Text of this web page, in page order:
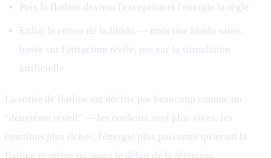
Puis la flatline devient l'exception et l'énergie la règle
Enfin, le retour de la libido — mais une libido saine,
basée sur l'attraction réelle, pas sur la stimulation
artificielle
La sortie de flatline est décrite par beaucoup comme un
"deuxième réveil" — les couleurs sont plus vives, les
émotions plus riches, l'énergie plus puissante qu'avant la
flatline et même qu'avant le début de la rétention.